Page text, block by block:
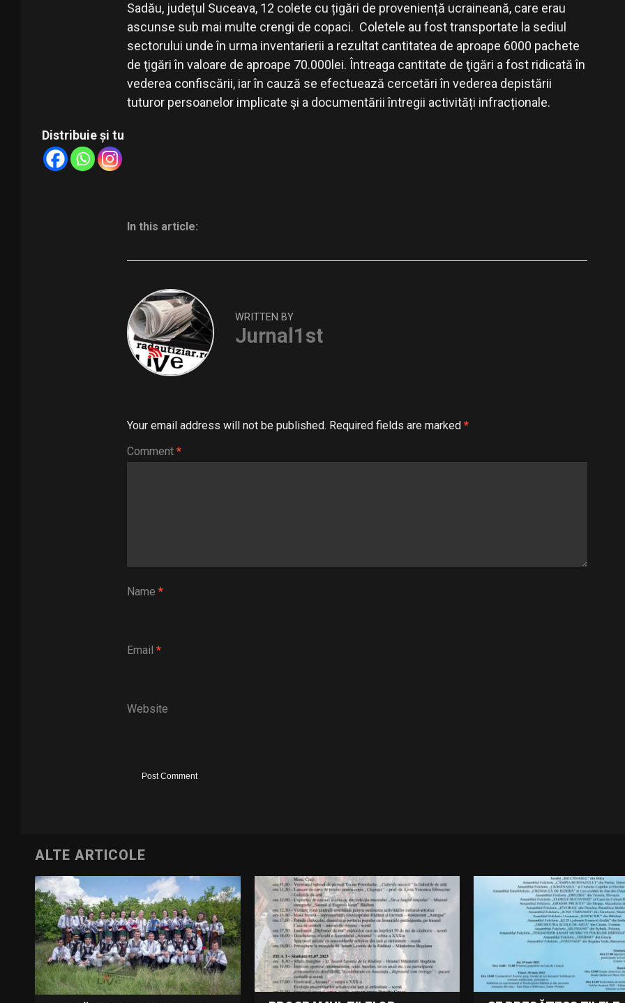
Sadău, județul Suceava, 12 colete cu țigări de proveniență ucraineană, care erau
ascunse sub mai multe crengi de copaci. Coletele au fost transportate la sediul
sectorului unde în urma inventarierii a rezultat cantitatea de aproape 6000 pachete
de ţigări în valoare de aproape 70.000lei. Întreaga cantitate de ţigări a fost ridicată în
vederea confiscării, iar în cauză se efectuează cercetări în vederea depistării
tuturor persoanelor implicate şi a documentării întregii activități infracționale.
Distribuie și tu
In this article:
WRITTEN BY
Jurnal1st
Your email address will not be published. Required fields are marked *
Comment *
Name *
Email *
Website
ALTE ARTICOLE